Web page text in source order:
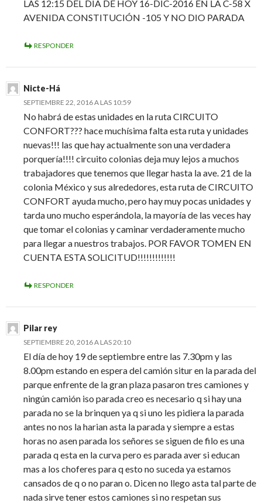
LAS 12:15 DEL DIA DE HOY 16-DIC-2016 EN LA C-58 X
AVENIDA CONSTITUCIÓN -105 Y NO DIO PARADA
RESPONDER
Nicte-Há
SEPTIEMBRE 22, 2016 A LAS 10:59
No habrá de estas unidades en la ruta CIRCUITO
CONFORT??? hace muchísima falta esta ruta y unidades
nuevas!!! las que hay actualmente son una verdadera
porquería!!!! circuito colonias deja muy lejos a muchos
trabajadores que tenemos que llegar hasta la ave. 21 de la
colonia México y sus alrededores, esta ruta de CIRCUITO
CONFORT ayuda mucho, pero hay muy pocas unidades y
tarda uno mucho esperándola, la mayoría de las veces hay
que tomar el colonias y caminar verdaderamente mucho
para llegar a nuestros trabajos. POR FAVOR TOMEN EN
CUENTA ESTA SOLICITUD!!!!!!!!!!!!!
RESPONDER
Pilar rey
SEPTIEMBRE 20, 2016 A LAS 20:10
El día de hoy 19 de septiembre entre las 7.30pm y las
8.00pm estando en espera del camión situr en la parada del
parque enfrente de la gran plaza pasaron tres camiones y
ningún camión iso parada creo es necesario q si hay una
parada no se la brinquen ya q si uno les pidiera la parada
antes no nos la harian asta la parada y siempre a estas
horas no asen parada los señores se siguen de filo es una
parada q esta en la curva pero es parada aver si educan
mas a los choferes para q esto no suceda ya estamos
cansados de q o no paran o. Dicen no llego asta tal parte de
nada sirve tener estos camiones si no respetan sus